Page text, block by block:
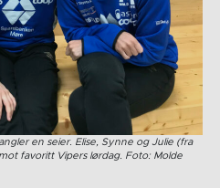
en seier. Elise, Synne og Julie (fra
favoritt Vipers lørdag. Foto: Molde